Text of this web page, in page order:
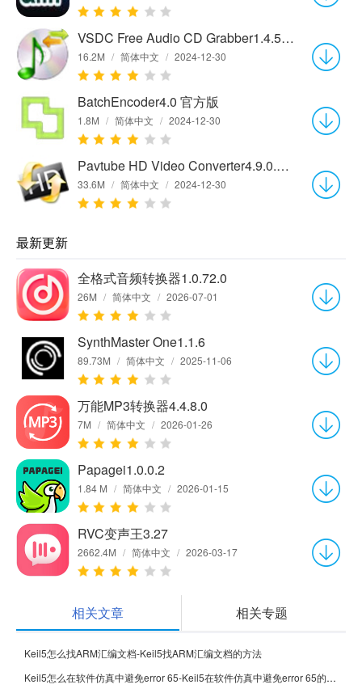
VSDC Free Audio CD Grabber1.4.5.593 官方版
16.2M / 简体中文 / 2024-12-30
BatchEncoder4.0 官方版
1.8M / 简体中文 / 2024-12-30
Pavtube HD Video Converter4.9.0.0 官方版
33.6M / 简体中文 / 2024-12-30
最新更新
全格式音频转换器1.0.72.0
26M / 简体中文 / 2026-07-01
SynthMaster One1.1.6
89.73M / 简体中文 / 2025-11-06
万能MP3转换器4.4.8.0
7M / 简体中文 / 2026-01-26
Papagei1.0.0.2
1.84 M / 简体中文 / 2026-01-15
RVC变声王3.27
2662.4M / 简体中文 / 2026-03-17
相关文章 相关专题
Keil5怎么找ARM汇编文档-Keil5找ARM汇编文档的方法
Keil5怎么在软件仿真中避免error 65-Keil5在软件仿真中避免error 65的方法